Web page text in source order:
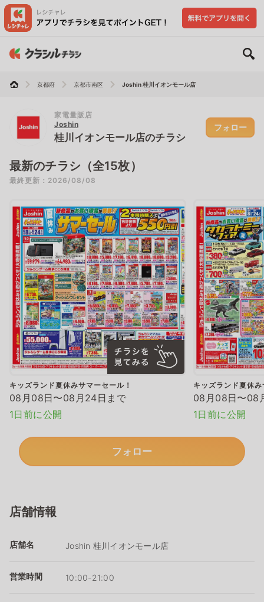
京都府 京都市南区 Joshin 桂川イオンモール店
家電量販店
Joshin
桂川イオンモール店のチラシ
フォロー
最新のチラシ（全15枚）
最終更新：2026/08/08
キッズランド夏休みサマーセール！
08月08日〜08月24日まで
1日前に公開
キッズランド夏休
08月08日〜08
1日前に公開
フォロー
店舗情報
店舗名 Joshin 桂川イオンモール店
営業時間 10:00-21:00